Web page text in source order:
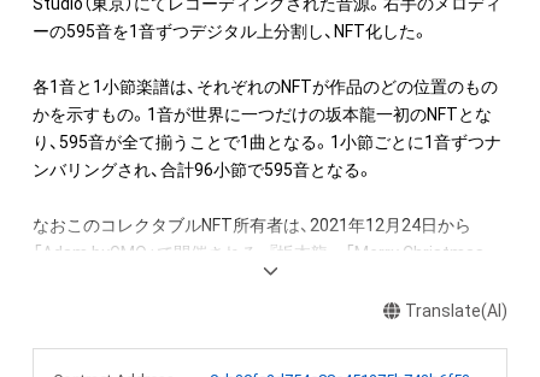
Studio（東京）にてレコーディングされた音源。右手のメロディ
ーの595音を1音ずつデジタル上分割し、NFT化した。
各1音と1小節楽譜は、それぞれのNFTが作品のどの位置のもの
かを示すもの。1音が世界に一つだけの坂本龍一初のNFTとな
り、595音が全て揃うことで1曲となる。1小節ごとに1音ずつナ
ンバリングされ、合計96小節で595音となる。
なおこのコレクタブルNFT所有者は、2021年12月24日から
「Adam byGMO」で開催される、『坂本龍一「Merry Christmas
Mr. Lawrence」直筆楽譜を入手できる権利NFT』のオークション
への参加が可能。またNFT初回購入者限定の特典として、Translate(AI)